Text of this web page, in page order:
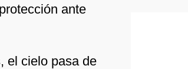
ante
el cielo pasa de